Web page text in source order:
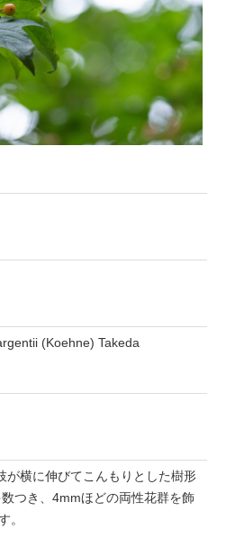
(Koehne) Takeda
が横に伸びてこんもりとした樹形
つき、4mmほどの両性花群を飾
。